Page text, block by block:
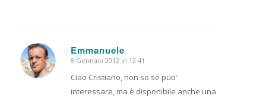
Emmanuele
dice:
8 Gennaio 2012 in 12:41
Ciao Cristiano, non so se puo’
interessare, ma è disponibile anche una